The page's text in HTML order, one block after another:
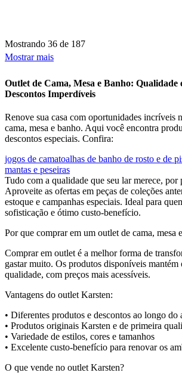
Mostrando 36 de 187
Mostrar mais
Outlet de Cama, Mesa e Banho: Qualidade
Descontos Imperdíveis
Renove sua casa com oportunidades incríveis
cama, mesa e banho. Aqui você encontra
descontos especiais. Confira:
jogos de camatoalhas de banho de rosto e de
mantas e peseiras
Tudo com a qualidade que seu lar merece, por
Aproveite as ofertas em peças de coleções
estoque e campanhas especiais. Ideal para
sofisticação e ótimo custo-benefício.
Por que comprar em um outlet de cama, mesa
Comprar em outlet é a melhor forma de
gastar muito. Os produtos disponíveis mantém
qualidade, com preços mais acessíveis.
Vantagens do outlet Karsten:
• Diferentes produtos e descontos ao longo do
• Produtos originais Karsten e de primeira
• Variedade de estilos, cores e tamanhos
• Excelente custo-benefício para renovar os
O que vende no outlet Karsten?